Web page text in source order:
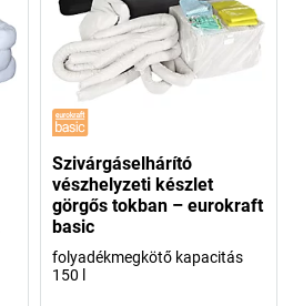
Szivárgáselhárító
vészhelyzeti készlet
görgős tokban – eurokraft
basic
folyadékmegkötő kapacitás
150 l